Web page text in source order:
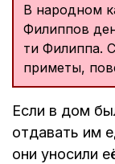
В народном
Филиппов
ти Филиппа.
приметы,
Если в дом
отдавать им
они уносили